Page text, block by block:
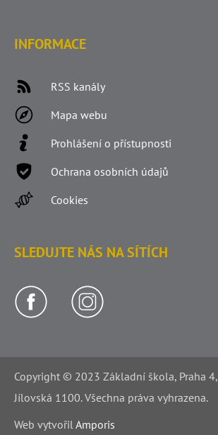
INFORMACE
RSS kanály
Mapa webu
Prohlášení o přístupnosti
Ochrana osobních údajů
Cookies
SLEDUJTE NÁS NA SÍTÍCH
Copyright © 2023 Základní škola, Praha 4,
Jílovská 1100. Všechna práva vyhrazena.
Web vytvořil Amporis